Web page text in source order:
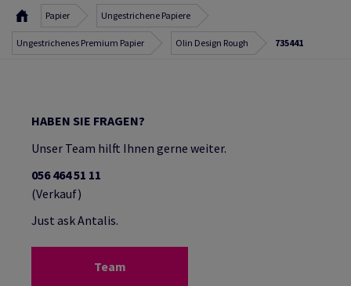
Papier Ungestrichene Papiere
Ungestrichenes Premium Papier Olin Design Rough 735441
HABEN SIE FRAGEN?
Unser Team hilft Ihnen gerne weiter.
056 464 51 11
(Verkauf)
Just ask Antalis.
Team